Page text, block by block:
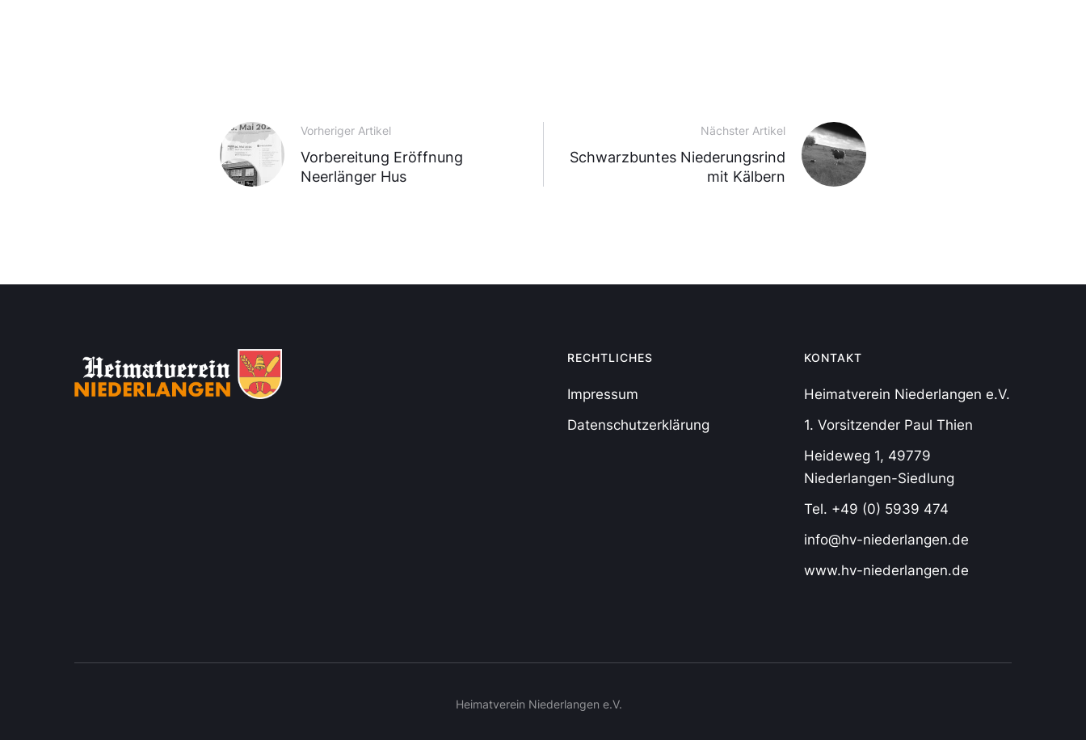
Vorheriger Artikel
Vorbereitung Eröffnung
Neerlänger Hus
Nächster Artikel
Schwarzbuntes Niederungsrind
mit Kälbern
RECHTLICHES
Impressum
Datenschutzerklärung
KONTAKT
Heimatverein Niederlangen e.V.
1. Vorsitzender Paul Thien
Heideweg 1, 49779
Niederlangen-Siedlung
Tel. +49 (0) 5939 474
info@hv-niederlangen.de
www.hv-niederlangen.de
Heimatverein Niederlangen e.V.